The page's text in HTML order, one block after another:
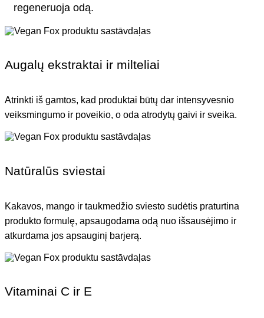
regeneruoja odą.
Augalų ekstraktai ir milteliai
Atrinkti iš gamtos, kad produktai būtų dar intensyvesnio
veiksmingumo ir poveikio, o oda atrodytų gaivi ir sveika.
Natūralūs sviestai
Kakavos, mango ir taukmedžio sviesto sudėtis praturtina
produkto formulę, apsaugodama odą nuo išsausėjimo ir
atkurdama jos apsauginį barjerą.
Vitaminai C ir E